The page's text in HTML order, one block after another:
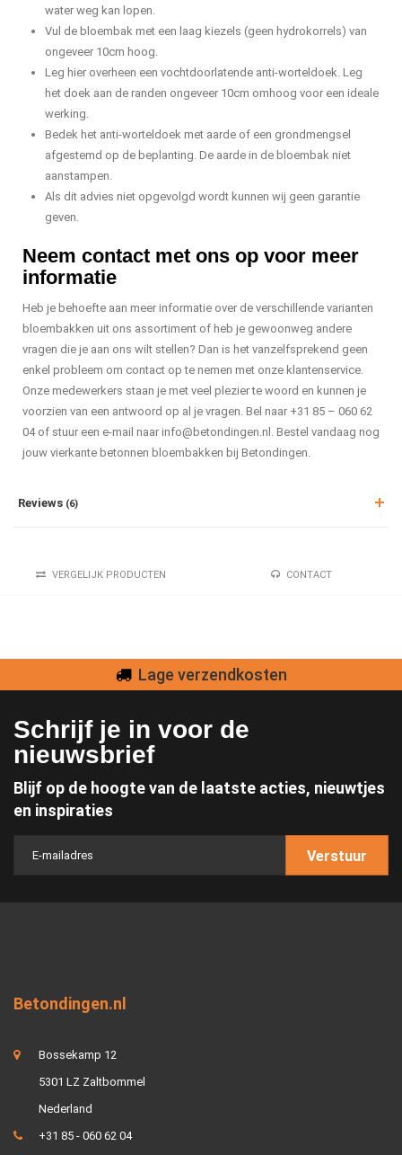
water weg kan lopen.
Vul de bloembak met een laag kiezels (geen hydrokorrels) van
ongeveer 10cm hoog.
Leg hier overheen een vochtdoorlatende anti-worteldoek. Leg
het doek aan de randen ongeveer 10cm omhoog voor een ideale
werking.
Bedek het anti-worteldoek met aarde of een grondmengsel
afgestemd op de beplanting. De aarde in de bloembak niet
aanstampen.
Als dit advies niet opgevolgd wordt kunnen wij geen garantie
geven.
Neem contact met ons op voor meer
informatie
Heb je behoefte aan meer informatie over de verschillende varianten
bloembakken uit ons assortiment of heb je gewoonweg andere
vragen die je aan ons wilt stellen? Dan is het vanzelfsprekend geen
enkel probleem om contact op te nemen met onze klantenservice.
Onze medewerkers staan je met veel plezier te woord en kunnen je
voorzien van een antwoord op al je vragen. Bel naar +31 85 – 060 62
04 of stuur een e-mail naar info@betondingen.nl . Bestel vandaag nog
jouw vierkante betonnen bloembakken bij Betondingen.
Reviews (6)
VERGELIJK PRODUCTEN CONTACT
Lage verzendkosten
Schrijf je in voor de
nieuwsbrief
Blijf op de hoogte van de laatste acties, nieuwtjes
en inspiraties
Verstuur
Betondingen.nl
Bossekamp 12
5301 LZ Zaltbommel
Nederland
+31 85 - 060 62 04